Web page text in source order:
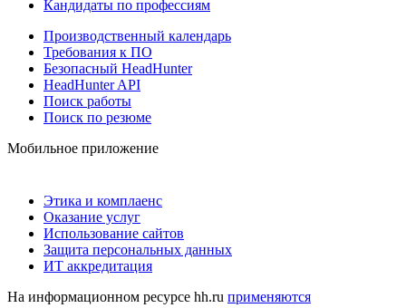
Кандидаты по профессиям
Производственный календарь
Требования к ПО
Безопасный HeadHunter
HeadHunter API
Поиск работы
Поиск по резюме
Мобильное приложение
Этика и комплаенс
Оказание услуг
Использование сайтов
Защита персональных данных
ИТ аккредитация
На информационном ресурсе hh.ru применяются